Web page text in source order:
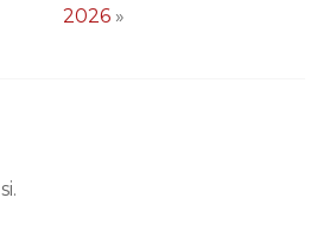
2026 »